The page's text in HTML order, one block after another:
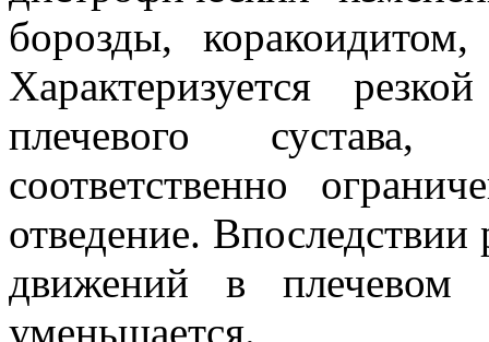
борозды,
Характеризуется
плечевого
соответственно
отведение. Впоследствии
движений в плечевом
уменьшается.